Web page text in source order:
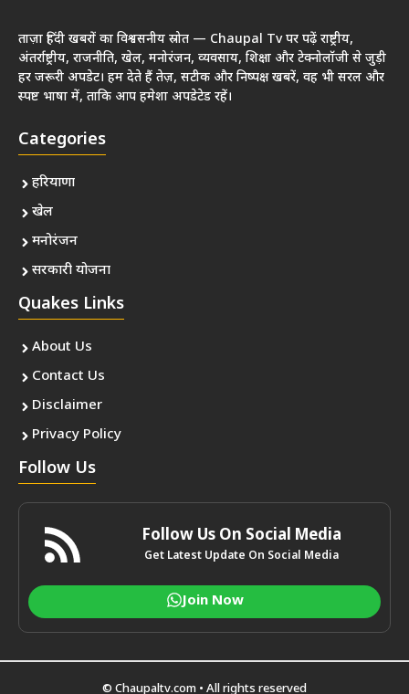
ताज़ा हिंदी खबरों का विश्वसनीय स्रोत — Chaupal Tv पर पढ़ें राष्ट्रीय,
अंतर्राष्ट्रीय, राजनीति, खेल, मनोरंजन, व्यवसाय, शिक्षा और टेक्नोलॉजी से जुड़ी
हर जरूरी अपडेट। हम देते हैं तेज़, सटीक और निष्पक्ष खबरें, वह भी सरल और
स्पष्ट भाषा में, ताकि आप हमेशा अपडेटेड रहें।
Categories
हरियाणा
खेल
मनोरंजन
सरकारी योजना
Quakes Links
About Us
Contact Us
Disclaimer
Privacy Policy
Follow Us
Follow Us On Social Media
Get Latest Update On Social Media
Join Now
© Chaupaltv.com • All rights reserved